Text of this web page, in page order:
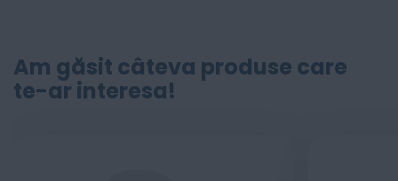
Am găsit câteva produse care
te-ar interesa!